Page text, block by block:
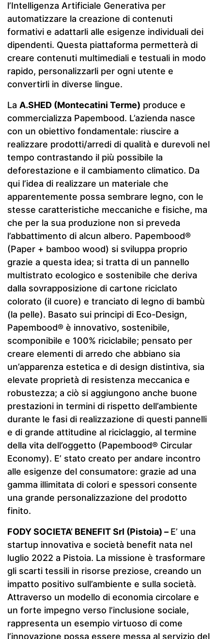
l’Intelligenza Artificiale Generativa per
automatizzare la creazione di contenuti
formativi e adattarli alle esigenze individuali dei
dipendenti. Questa piattaforma permetterà di
creare contenuti multimediali e testuali in modo
rapido, personalizzarli per ogni utente e
convertirli in diverse lingue.
La A.SHED (Montecatini Terme) produce e
commercializza Papembood. L’azienda nasce
con un obiettivo fondamentale: riuscire a
realizzare prodotti/arredi di qualità e durevoli nel
tempo contrastando il più possibile la
deforestazione e il cambiamento climatico. Da
qui l’idea di realizzare un materiale che
apparentemente possa sembrare legno, con le
stesse caratteristiche meccaniche e fisiche, ma
che per la sua produzione non si preveda
l’abbattimento di alcun albero. Papembood®
(Paper + bamboo wood) si sviluppa proprio
grazie a questa idea; si tratta di un pannello
multistrato ecologico e sostenibile che deriva
dalla sovrapposizione di cartone riciclato
colorato (il cuore) e tranciato di legno di bambù
(la pelle). Basato sui principi di Eco-Design,
Papembood® è innovativo, sostenibile,
scomponibile e 100% riciclabile; pensato per
creare elementi di arredo che abbiano sia
un’apparenza estetica e di design distintiva, sia
elevate proprietà di resistenza meccanica e
robustezza; a ciò si aggiungono anche buone
prestazioni in termini di rispetto dell’ambiente
durante le fasi di realizzazione di questi pannelli
e di grande attitudine al riciclaggio, al termine
della vita dell’oggetto (Papembood® Circular
Economy). E’ stato creato per andare incontro
alle esigenze del consumatore: grazie ad una
gamma illimitata di colori e spessori consente
una grande personalizzazione del prodotto
finito.
FODY SOCIETA’ BENEFIT Srl (Pistoia) – E’ una
startup innovativa e società benefit nata nel
luglio 2022 a Pistoia. La missione è trasformare
gli scarti tessili in risorse preziose, creando un
impatto positivo sull’ambiente e sulla società.
Attraverso un modello di economia circolare e
un forte impegno verso l’inclusione sociale,
rappresenta un esempio virtuoso di come
l’innovazione possa essere messa al servizio del